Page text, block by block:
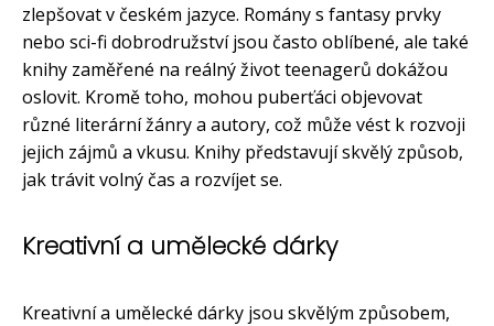
zlepšovat v českém jazyce. Romány s fantasy prvky
nebo sci-fi dobrodružství jsou často oblíbené, ale také
knihy zaměřené na reálný život teenagerů dokážou
oslovit. Kromě toho, mohou puberťáci objevovat
různé literární žánry a autory, což může vést k rozvoji
jejich zájmů a vkusu. Knihy představují skvělý způsob,
jak trávit volný čas a rozvíjet se.
Kreativní a umělecké dárky
Kreativní a umělecké dárky jsou skvělým způsobem,